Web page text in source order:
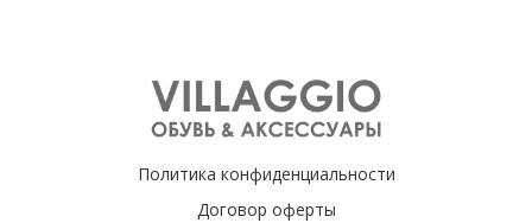
Политика конфиденциальности
Договор оферты